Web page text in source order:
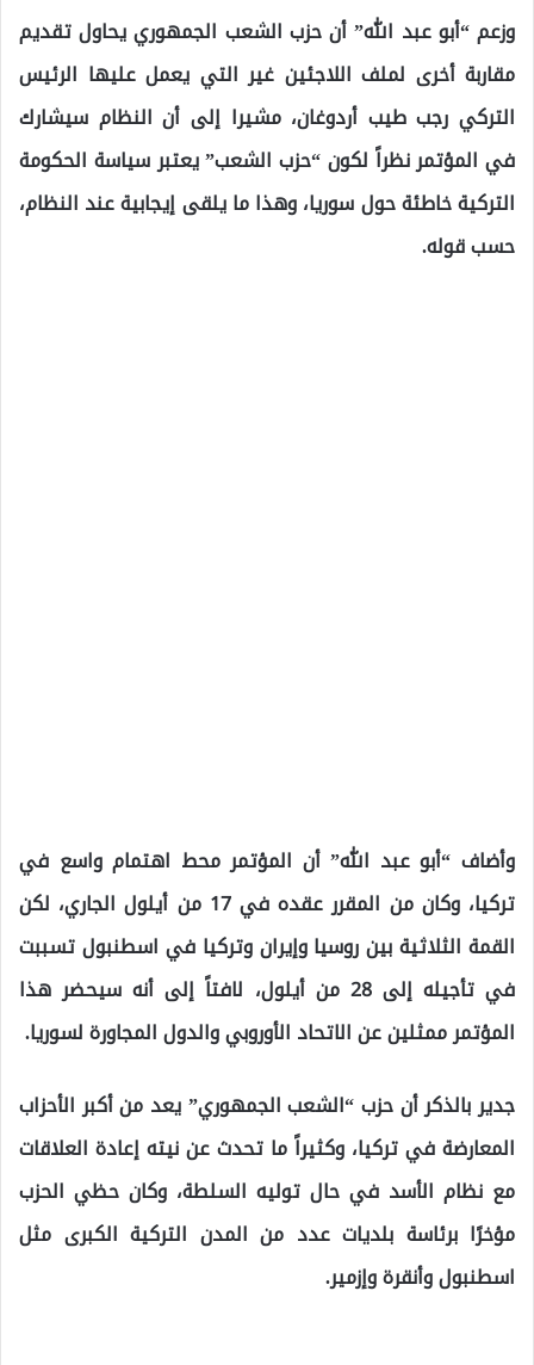
وزعم “أبو عبد الله” أن حزب الشعب الجمهوري يحاول تقديم
مقاربة أخرى لملف اللاجئين غير التي يعمل عليها الرئيس
التركي رجب طيب أردوغان، مشيرا إلى أن النظام سيشارك
في المؤتمر نظراً لكون “حزب الشعب” يعتبر سياسة الحكومة
التركية خاطئة حول سوريا، وهذا ما يلقى إيجابية عند النظام،
حسب قوله.
وأضاف “أبو عبد الله” أن المؤتمر محط اهتمام واسع في
تركيا، وكان من المقرر عقده في 17 من أيلول الجاري، لكن
القمة الثلاثية بين روسيا وإيران وتركيا في اسطنبول تسببت
في تأجيله إلى 28 من أيلول، لافتاً إلى أنه سيحضر هذا
المؤتمر ممثلين عن الاتحاد الأوروبي والدول المجاورة لسوريا.
جدير بالذكر أن حزب “الشعب الجمهوري” يعد من أكبر الأحزاب
المعارضة في تركيا، وكثيراً ما تحدث عن نيته إعادة العلاقات
مع نظام الأسد في حال توليه السلطة، وكان حظي الحزب
مؤخرًا برئاسة بلديات عدد من المدن التركية الكبرى مثل
اسطنبول وأنقرة وإزمير.